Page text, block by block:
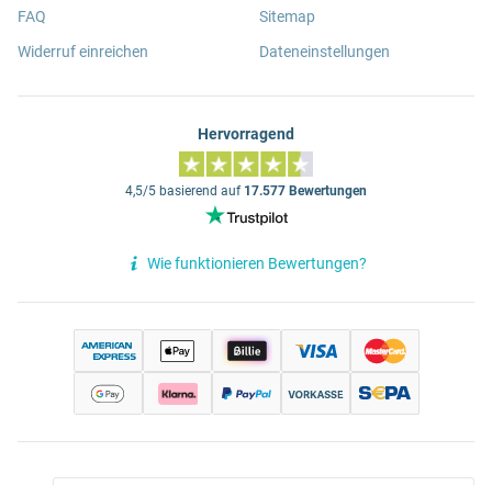
FAQ
Widerruf einreichen
Sitemap
Dateneinstellungen
Hervorragend
4,5/5 basierend auf 17.577 Bewertungen
Wie funktionieren Bewertungen?